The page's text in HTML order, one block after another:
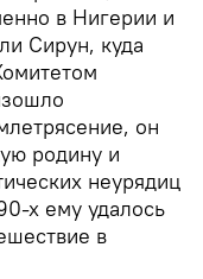
в Нигерии и
Сирун, куда
он
родину и
неурядиц
х ему удалось
в